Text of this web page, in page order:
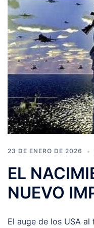
23 DE ENERO DE 2026
EL
NUEVO
El auge de los USA